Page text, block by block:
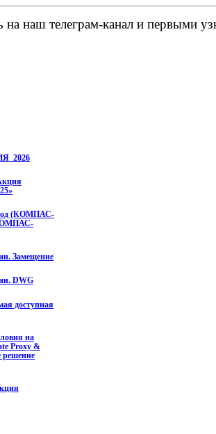
на наш телеграм-канал и первыми
(КОМПАС-
Замещение
DWG
доступная
на
Proxy &
решение